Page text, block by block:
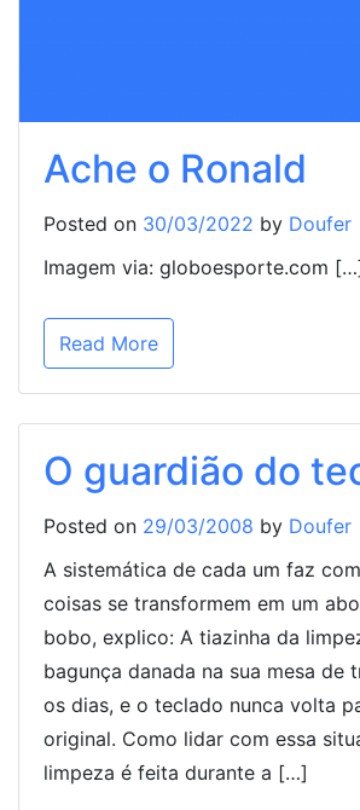
Ache o Ronald
Posted on 30/03/2022 by Doufer
Imagem via: globoesporte.com
Read More
O guardião do
Posted on 29/03/2008 by Doufer
A sistemática de cada um faz
coisas se transformem em um
bobo, explico: A tiazinha da
bagunça danada na sua mesa de
os dias, e o teclado nunca volta
original. Como lidar com essa
limpeza é feita durante a […]